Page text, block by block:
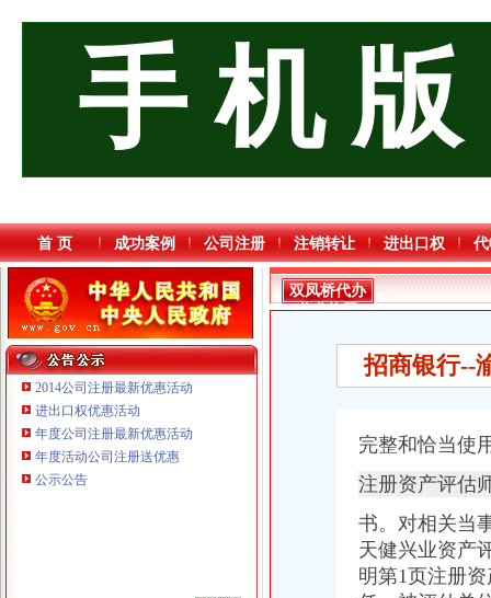
手 机 版
首 页 成功案例 公司注册 注销转让 进出口权
2014公司注册最新优惠活动
进出口权优惠活动
年度公司注册最新优惠活动
年度活动公司注册送优惠
公示公告
重庆奕欣锦诚商贸有限公司 渝九50万 （工商注册）
重庆汇泰贷款咨询有限公司科园路分公司 渝高 （工商注册）
双凤桥代办
营业执照
招商银行--
完整和恰当使
注册资产评估
书。对相关当
天健兴业资产
明第1页注册